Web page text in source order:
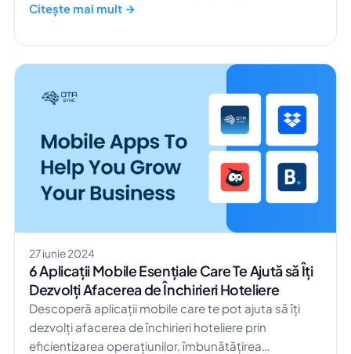
veniturile.
Citește mai mult →
27 iunie 2024
6 Aplicații Mobile Esențiale Care Te Ajută să Îți
Dezvolți Afacerea de Închirieri Hoteliere
Descoperă aplicații mobile care te pot ajuta să îți
dezvolți afacerea de închirieri hoteliere prin
eficientizarea operațiunilor, îmbunătățirea